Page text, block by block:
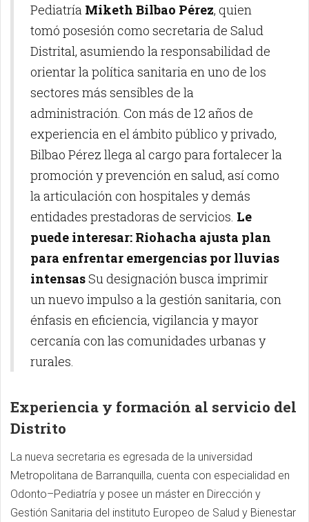
Pediatría Miketh Bilbao Pérez, quien
tomó posesión como secretaria de Salud
Distrital, asumiendo la responsabilidad de
orientar la política sanitaria en uno de los
sectores más sensibles de la
administración. Con más de 12 años de
experiencia en el ámbito público y privado,
Bilbao Pérez llega al cargo para fortalecer la
promoción y prevención en salud, así como
la articulación con hospitales y demás
entidades prestadoras de servicios. Le
puede interesar: Riohacha ajusta plan
para enfrentar emergencias por lluvias
intensasSu designación busca imprimir
un nuevo impulso a la gestión sanitaria, con
énfasis en eficiencia, vigilancia y mayor
cercanía con las comunidades urbanas y
rurales.
Experiencia y formación al servicio del
Distrito
La nueva secretaria es egresada de la universidad
Metropolitana de Barranquilla, cuenta con especialidad en
Odonto–Pediatría y posee un máster en Dirección y
Gestión Sanitaria del instituto Europeo de Salud y Bienestar